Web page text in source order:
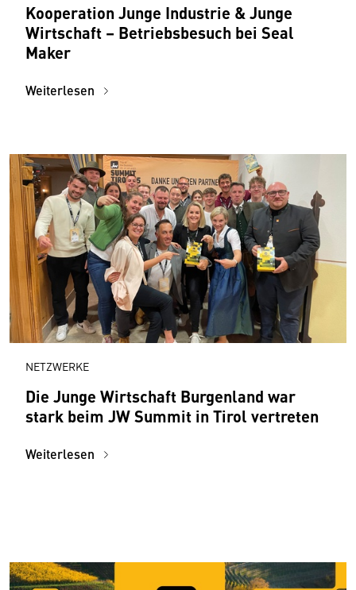
Kooperation Junge Industrie & Junge
Wirtschaft – Betriebsbesuch bei Seal
Maker
Weiterlesen
NETZWERKE
Die Junge Wirtschaft Burgenland war
stark beim JW Summit in Tirol vertreten
Weiterlesen